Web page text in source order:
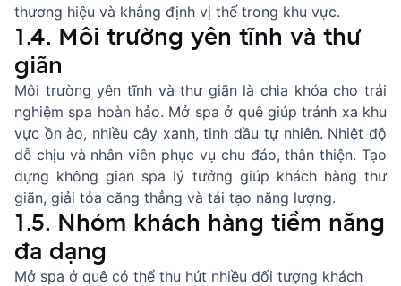
thương hiệu và khẳng định vị thế trong khu vực.
1.4. Môi trường yên tĩnh và thư
giãn
Môi trường yên tĩnh và thư giãn là chìa khóa cho trải
nghiệm spa hoàn hảo. Mở spa ở quê giúp tránh xa khu
vực ồn ào, nhiều cây xanh, tinh dầu tự nhiên. Nhiệt độ
dễ chịu và nhân viên phục vụ chu đáo, thân thiện. Tạo
dựng không gian spa lý tưởng giúp khách hàng thư
giãn, giải tỏa căng thẳng và tái tạo năng lượng.
1.5. Nhóm khách hàng tiềm năng
đa dạng
Mở spa ở quê có thể thu hút nhiều đối tượng khách